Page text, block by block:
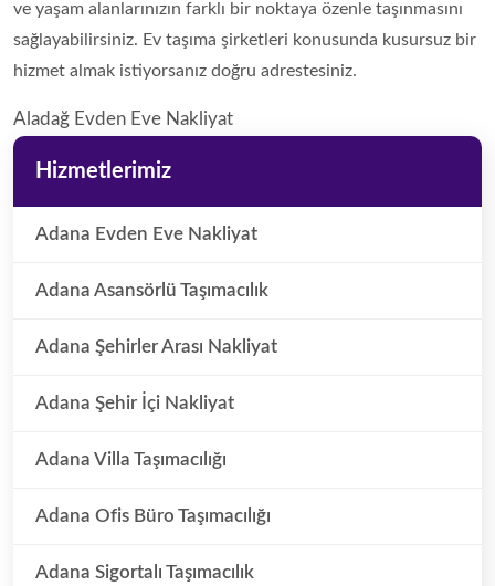
ve yaşam alanlarınızın farklı bir noktaya özenle taşınmasını
sağlayabilirsiniz. Ev taşıma şirketleri konusunda kusursuz bir
hizmet almak istiyorsanız doğru adrestesiniz.
Aladağ Evden Eve Nakliyat
Hizmetlerimiz
Adana Evden Eve Nakliyat
Adana Asansörlü Taşımacılık
Adana Şehirler Arası Nakliyat
Adana Şehir İçi Nakliyat
Adana Villa Taşımacılığı
Adana Ofis Büro Taşımacılığı
Adana Sigortalı Taşımacılık